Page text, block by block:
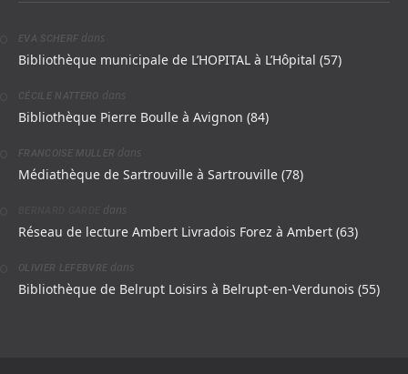
EVA SCHERF dans
Bibliothèque municipale de L’HOPITAL à L’Hôpital (57)
CÉCILE NATTERO dans
Bibliothèque Pierre Boulle à Avignon (84)
FRANCOISE MULLER dans
Médiathèque de Sartrouville à Sartrouville (78)
dans
Réseau de lecture Ambert Livradois Forez à Ambert (63)
OLIVIER LEFEBVRE dans
Bibliothèque de Belrupt Loisirs à Belrupt-en-Verdunois (55)